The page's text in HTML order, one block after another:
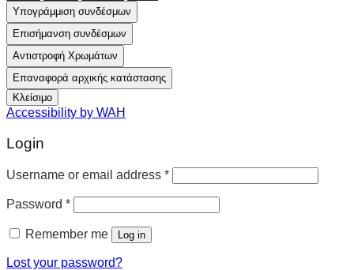
Υπογράμμιση συνδέσμων
Επισήμανση συνδέσμων
Αντιστροφή Χρωμάτων
Επαναφορά αρχικής κατάστασης
Κλείσιμο
Accessibility by WAH
Login
Username or email address *
Password *
Remember me Log in
Lost your password?